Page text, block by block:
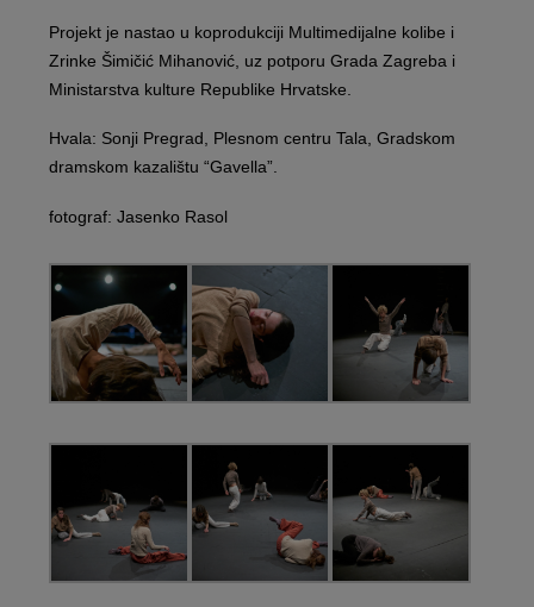
Projekt je nastao u koprodukciji Multimedijalne kolibe i
Zrinke Šimičić Mihanović, uz potporu Grada Zagreba i
Ministarstva kulture Republike Hrvatske.
Hvala: Sonji Pregrad, Plesnom centru Tala, Gradskom
dramskom kazalištu “Gavella”.
fotograf: Jasenko Rasol